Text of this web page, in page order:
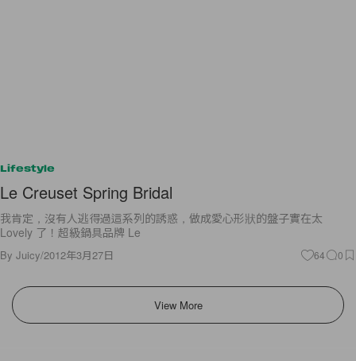
Lifestyle
Le Creuset Spring Bridal
我肯定，沒有人逃得過這系列的誘惑，做成愛心形狀的盤子實在太
Lovely 了！超級鍋具品牌 Le
By Juicy/2012年3月27日 64 0
View More